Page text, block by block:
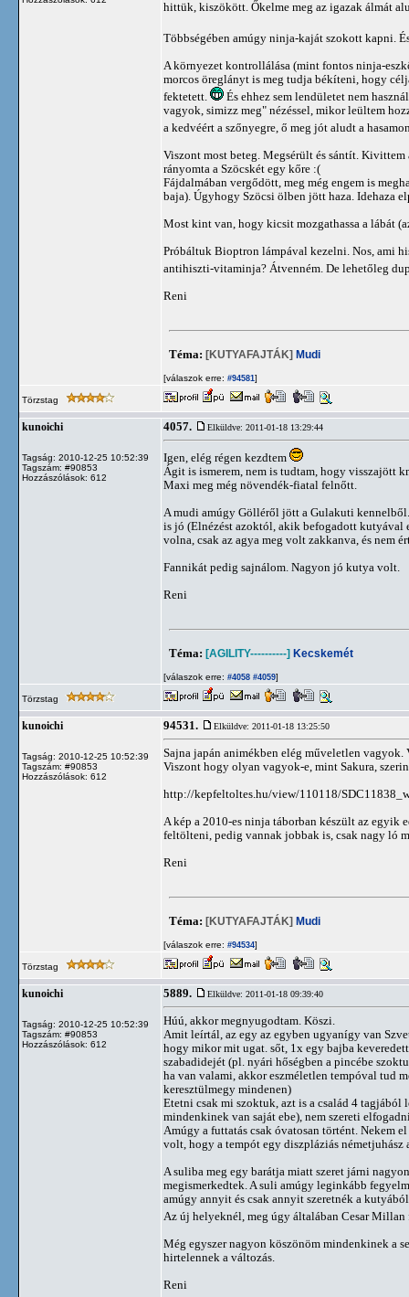
hittük, kiszökött. Őkelme meg az igazak álmát
Többségében amúgy ninja-kaját szokott kapni.
A környezet kontrollálása (mint fontos ninja-
morcos öreglányt is meg tudja békíteni, hogy
fektetett.
És ehhez sem lendületet nem
vagyok, simizz meg" nézéssel, mikor leültem
a kedvéért a szőnyegre, ő meg jót aludt a
Viszont most beteg. Megsérült és sántít.
rányomta a Szöcskét egy kőre :(
Fájdalmában vergődött, meg még engem is
baja). Úgyhogy Szöcsi ölben jött haza. Idehaza
Most kint van, hogy kicsit mozgathassa a lábát
Próbáltuk Bioptron lámpával kezelni. Nos, ami
antihiszti-vitaminja? Átvenném. De lehetőleg
Reni
Téma: [KUTYAFAJTÁK] Mudi
[válaszok erre: #94581]
Törzstag
kunoichi
Tagság: 2010-12-25 10:52:39
Tagszám: #90853
Hozzászólások: 612
4057. Elküldve: 2011-01-18 13:29:44
Igen, elég régen kezdtem
Ágit is ismerem, nem is tudtam, hogy visszajött
Maxi meg még növendék-fiatal felnőtt.
A mudi amúgy Gölléről jött a Gulakuti
is jó (Elnézést azoktól, akik befogadott
volna, csak az agya meg volt zakkanva, és nem
Fannikát pedig sajnálom. Nagyon jó kutya volt.
Reni
Téma: [AGILITY----------] Kecskemét
[válaszok erre: #4058 #4059]
Törzstag
kunoichi
Tagság: 2010-12-25 10:52:39
Tagszám: #90853
Hozzászólások: 612
94531. Elküldve: 2011-01-18 13:25:50
Sajna japán animékben elég műveletlen
Viszont hogy olyan vagyok-e, mint Sakura,
http://kepfeltoltes.hu/view/110118/
A kép a 2010-es ninja táborban készült az egyik
feltölteni, pedig vannak jobbak is, csak nagy ló
Reni
Téma: [KUTYAFAJTÁK] Mudi
[válaszok erre: #94534]
Törzstag
kunoichi
Tagság: 2010-12-25 10:52:39
Tagszám: #90853
Hozzászólások: 612
5889. Elküldve: 2011-01-18 09:39:40
Húú, akkor megnyugodtam. Köszi.
Amit leírtál, az egy az egyben ugyanígy van
hogy mikor mit ugat. sőt, 1x egy bajba
szabadidejét (pl. nyári hőségben a pincébe
ha van valami, akkor eszméletlen tempóval tud
keresztülmegy mindenen)
Etetni csak mi szoktuk, azt is a család 4
mindenkinek van saját ebe), nem szereti
Amúgy a futtatás csak óvatosan történt. Nekem
volt, hogy a tempót egy diszpláziás
A suliba meg egy barátja miatt szeret járni
megismerkedtek. A suli amúgy leginkább
amúgy annyit és csak annyit szeretnék a
Az új helyeknél, meg úgy általában Cesar
Még egyszer nagyon köszönöm mindenkinek a
hirtelennek a változás.
Reni